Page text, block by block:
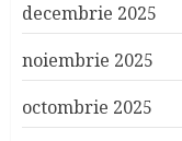
decembrie 2025
noiembrie 2025
octombrie 2025